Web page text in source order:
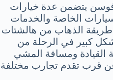
يتضمن عدة خيارات
الخاصة والخدمات
طريقة الذهاب من هالشتات
كبير في الرحلة من
القيادة ومسافة المشي
قرب تقدم تجارب مختلفة